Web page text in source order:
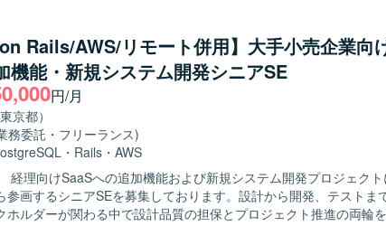
から実装・テストまで一貫した経験を積むことができ、アーキテク
改善など技術的な意思決定にも主体的に関わることができます。若
率いる経験を通じて、技術的リードやチームビルディングのスキル
React.js、Jest、CodeceptJS、Playwright、Storybookなどを活用
はAWS（ALB、Fargate、Aurora、S3、Lambda、CloudFront、
に構築されており、Dockerを使用したコンテナ環境で運用してお
、Redis、Elasticsearchを利用し、Nginxを用いた構成となって
、GitHub ActionsやJenkins、Slackを活用し、Datadog、
などによるモニタリングやデータ分析の仕組みが整ってお
り、3～5人程度のチームでアジャイルな機能開発およびコード管理
ていただきます。要件定義から基本設計、詳細設計、実装、テスト
で一貫して関わっていただきます。 【求める人物像】 システム全体の設
くり、アーキテクチャの選定に主体的に挑戦したい方を求めていま
で育てる過程に興味があり、スタートアップでの開発に深く関わ
サステナビリティ分野（環境問題、食・農の課題解決）への興味・
境負荷可視化という社会的意義の高い領域
プロダクトのAIツール開発にフルスタックで関わることができま
のスピード感の中で、クライアントの声を直接プロダクトに反映
、GCP（Vertex AI等）や最新のAIコーディングツールを活用した
エンドはVue.js 3系およびNuxt.js 3系、バック
Rails/AWS/リモート併用】大手小売企業向
機能・新規システム開発シニアSE
円/月
京都）
務委託・フリーランス)
・ Rails ・ AWS
経理向けSaaSへの追加機能および新規システム開発プロジェク
参画するシニアSEを募集しております。設計から開発、テストま
ホルダーが関わる中で設計品質の担保とプロジェクト推進の両輪